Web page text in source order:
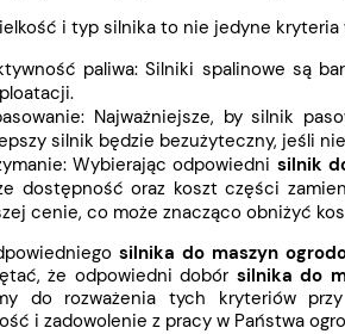
i typ silnika to nie jedyne
paliwa: Silniki spalinowe są
Najważniejsze, by silnik
silnik będzie bezużyteczny, jeśli
Wybierając odpowiedni silnik
dostępność oraz koszt części
cenie, co może znacząco obniżyć
silnika do maszyn
że odpowiedni dobór silnika do
do rozważenia tych kryteriów
i zadowolenie z pracy w Państwa